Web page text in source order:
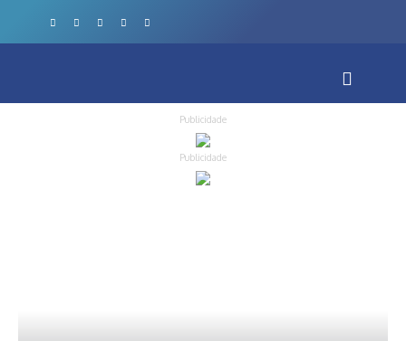
Publicidade
Publicidade